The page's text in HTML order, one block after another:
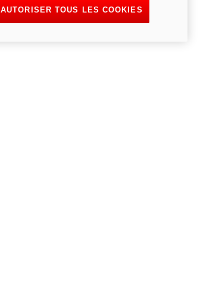
AUTORISER TOUS LES COOKIES